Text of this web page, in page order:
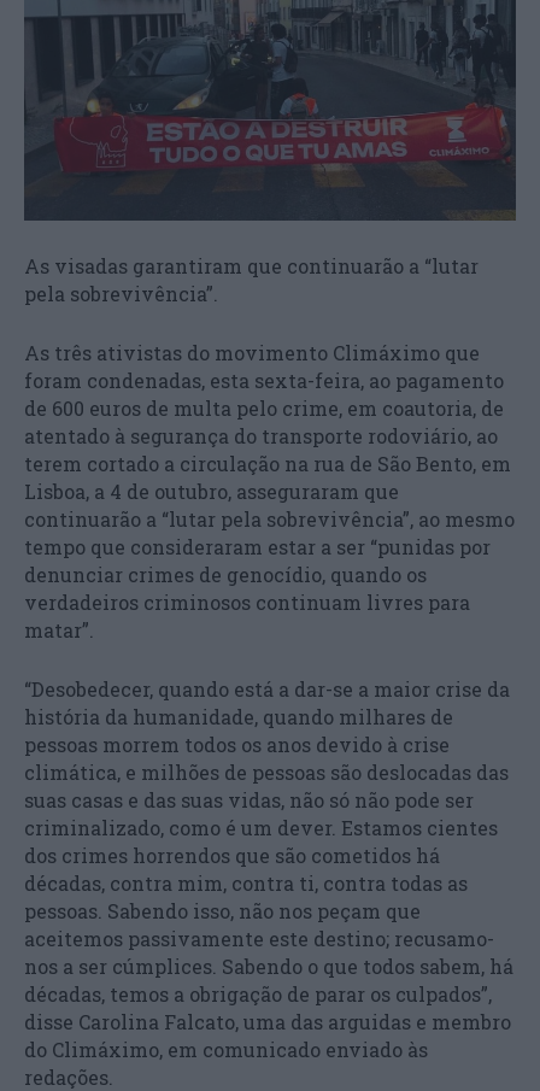
As visadas garantiram que continuarão a “lutar
pela sobrevivência”.
As três ativistas do movimento Climáximo que
foram condenadas, esta sexta-feira, ao pagamento
de 600 euros de multa pelo crime, em coautoria, de
atentado à segurança do transporte rodoviário, ao
terem cortado a circulação na rua de São Bento, em
Lisboa, a 4 de outubro, asseguraram que
continuarão a “lutar pela sobrevivência”, ao mesmo
tempo que consideraram estar a ser “punidas por
denunciar crimes de genocídio, quando os
verdadeiros criminosos continuam livres para
matar”.
“Desobedecer, quando está a dar-se a maior crise da
história da humanidade, quando milhares de
pessoas morrem todos os anos devido à crise
climática, e milhões de pessoas são deslocadas das
suas casas e das suas vidas, não só não pode ser
criminalizado, como é um dever. Estamos cientes
dos crimes horrendos que são cometidos há
décadas, contra mim, contra ti, contra todas as
pessoas. Sabendo isso, não nos peçam que
aceitemos passivamente este destino; recusamo-
nos a ser cúmplices. Sabendo o que todos sabem, há
décadas, temos a obrigação de parar os culpados”,
disse Carolina Falcato, uma das arguidas e membro
do Climáximo, em comunicado enviado às
redações.